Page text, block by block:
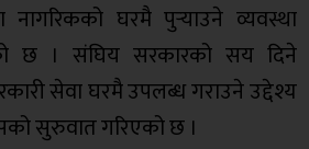
नागरिकको घरमै पुर्‍याउने व्यवस्था
छ । संघिय सरकारको सय दिने
सेवा घरमै उपलब्ध गराउने उद्देश्य
सुरुवात गरिएको छ ।